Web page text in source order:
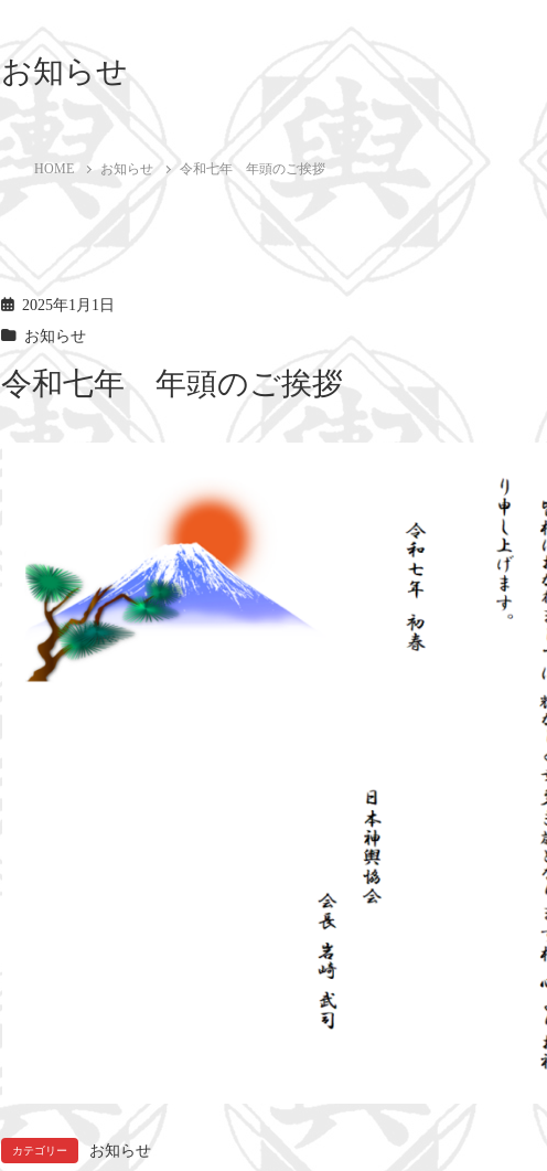
お知らせ
HOME お知らせ 令和七年 年頭のご挨拶
2025年1月1日
お知らせ
令和七年 年頭のご挨拶
カテゴリー お知らせ